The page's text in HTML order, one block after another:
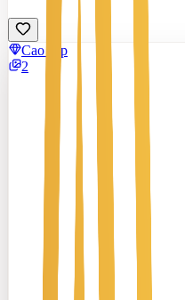
Cao cấp
2